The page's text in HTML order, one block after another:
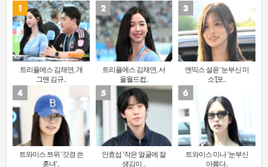
트리플에스 김채연, 개
그맨 김규..
트리플에스 김채연, 서
울월드컵..
엔믹스 설윤 ‘눈부신 미
소’[포..
트와이스 쯔위 ‘갓경 쓴
훈녀’..
안효섭 ‘작은 얼굴에 잘
생김이 ..
트와이스 미나 ‘눈부신
아름다..